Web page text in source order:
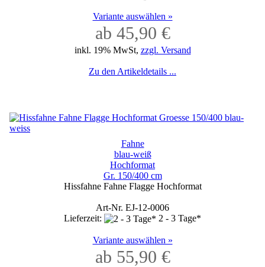
Variante auswählen »
ab 45,90 €
inkl. 19% MwSt, zzgl. Versand
Zu den Artikeldetails ...
Fahne
blau-weiß
Hochformat
Gr. 150/400 cm
Hissfahne Fahne Flagge Hochformat
Art-Nr. EJ-12-0006
Lieferzeit:
2 - 3 Tage*
Variante auswählen »
ab 55,90 €